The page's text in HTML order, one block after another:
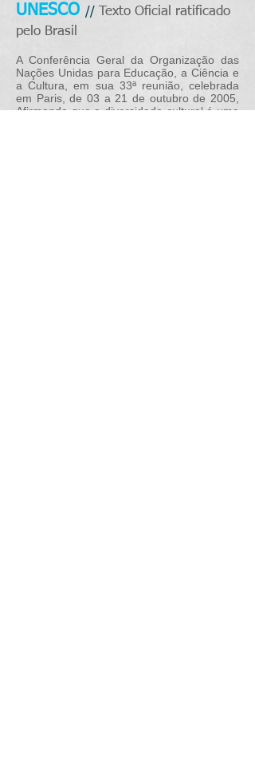
UNESCO //
Texto Oficial ratificado
pelo Brasil
A Conferência Geral da Organização das
Nações Unidas para Educação, a Ciência e
a Cultura, em sua 33ª reunião, celebrada
em Paris, de 03 a 21 de outubro de 2005,
Afirmando que a diversidade cultural é uma